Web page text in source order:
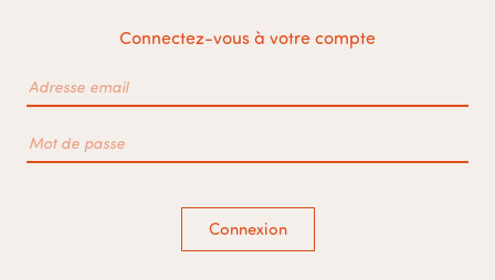
Connectez-vous à votre compte
Connexion